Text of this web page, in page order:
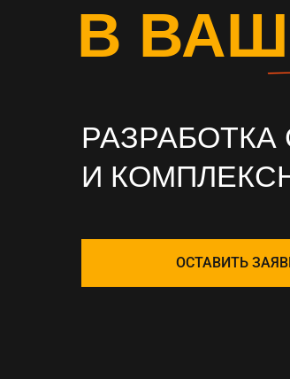
В
РАЗРАБОТКА
И
ОСТАВИТЬ